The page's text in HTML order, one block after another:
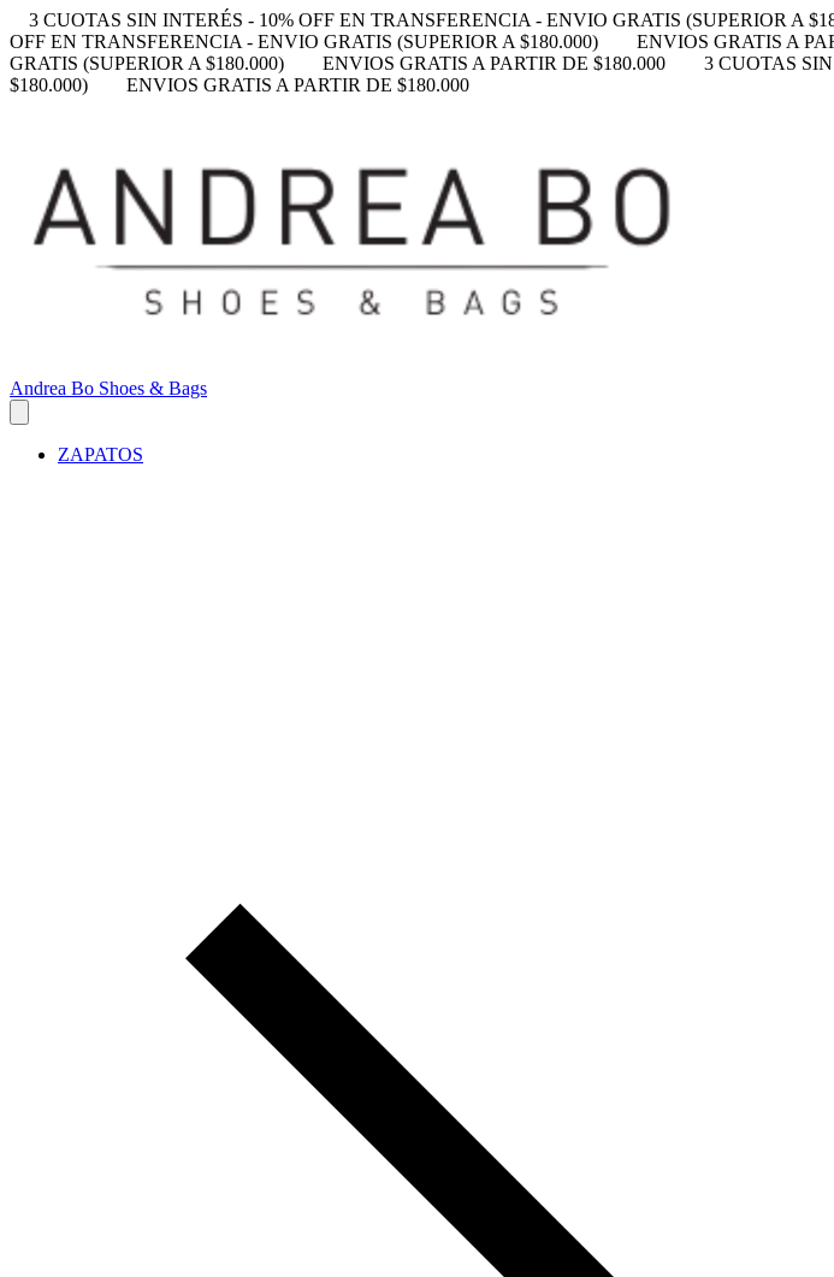
3 CUOTAS SIN INTERÉS - 10% OFF EN TRANSFERENCIA - ENVIO GRATIS (SUPERIOR A
OFF EN TRANSFERENCIA - ENVIO GRATIS (SUPERIOR A $180.000)
ENVIOS GRATIS A
GRATIS (SUPERIOR A $180.000)
ENVIOS GRATIS A PARTIR DE $180.000
3 CUOTAS
$180.000)
ENVIOS GRATIS A PARTIR DE $180.000
Andrea Bo Shoes & Bags
ZAPATOS